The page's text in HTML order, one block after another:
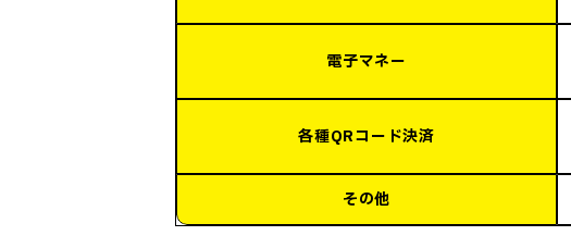
電子マネー
各種QRコード決済
その他